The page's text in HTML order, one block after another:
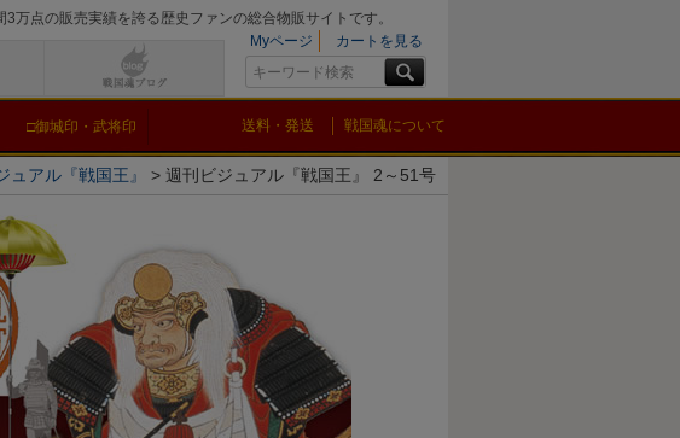
点の販売実績を誇る歴史ファンの総合物販サイトです。
Myページ
カートを見る
□御城印・武将印 送料・発送 戦国魂について
ュアル『戦国王』 週刊ビジュアル『戦国王』 2～51号